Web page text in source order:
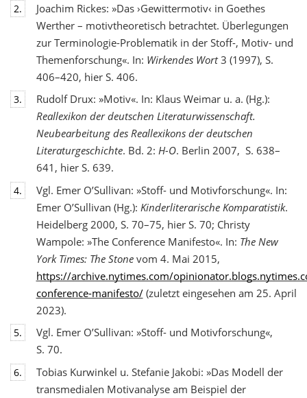
2.
Joachim Rickes: »Das ›Gewittermotiv‹ in Goethes
Werther – motivtheoretisch betrachtet. Überlegungen
zur Terminologie-Problematik in der Stoff-, Motiv- und
Themenforschung«. In: Wirkendes Wort3 (1997), S.
406–420, hier S. 406.
3.
Rudolf Drux: »Motiv«. In: Klaus Weimar u. a. (Hg.):
Reallexikon der deutschen Literaturwissenschaft.
Neubearbeitung des Reallexikons der deutschen
Literaturgeschichte. Bd. 2: H-O. Berlin 2007, S. 638–
641, hier S. 639.
4.
Vgl. Emer O’Sullivan: »Stoff- und Motivforschung«. In:
Emer O’Sullivan (Hg.): Kinderliterarische Komparatistik.
Heidelberg 2000, S. 70–75, hier S. 70; Christy
Wampole: »The Conference Manifesto«. In: The New
York Times: The Stonevom 4. Mai 2015,
https://archive.nytimes.com/
conference-manifesto/(zuletzt eingesehen am 25. April
2023).
5.
Vgl. Emer O’Sullivan: »Stoff- und Motivforschung«,
S. 70.
6.
Tobias Kurwinkel u. Stefanie Jakobi: »Das Modell der
transmedialen Motivanalyse am Beispiel der